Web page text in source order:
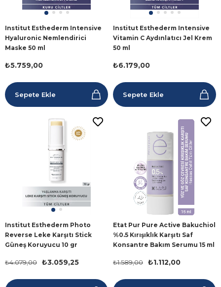
Institut Esthederm Intensive
Hyaluronic Nemlendirici
Maske 50 ml
₺5.759,00
Sepete Ekle
Institut Esthederm Intensive
Vitamin C Aydınlatıcı Jel Krem
50 ml
₺6.179,00
Sepete Ekle
Institut Esthederm Photo
Reverse Leke Karşıtı Stick
Güneş Koruyucu 10 gr
₺3.059,25
₺4.079,00
Etat Pur Pure Active Bakuchiol
%0.5 Kırışıklık Karşıtı Saf
Konsantre Bakım Serumu 15 ml
₺1.112,00
₺1.589,00